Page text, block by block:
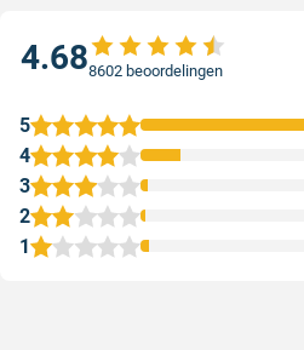
4.688602 beoordelingen
1
2
3
4
5